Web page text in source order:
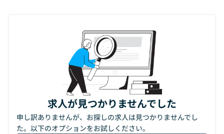
求人が見つかりませんでした
申し訳ありませんが、お探しの求人は見つかりませんでし
た。以下のオプションをお試しください。